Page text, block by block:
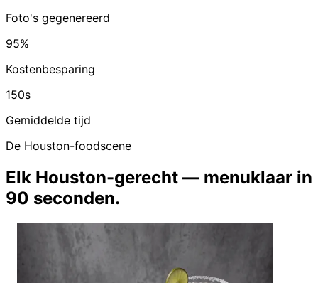
Foto's gegenereerd
95%
Kostenbesparing
150s
Gemiddelde tijd
De Houston-foodscene
Elk Houston-gerecht — menuklaar in
90 seconden.